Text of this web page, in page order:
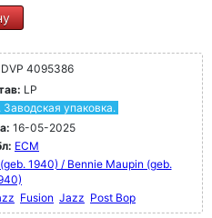
4095386
LP
Заводская упаковка.
16-05-2025
ECM
1940) / Bennie Maupin (geb.
Fusion Jazz Post Bop